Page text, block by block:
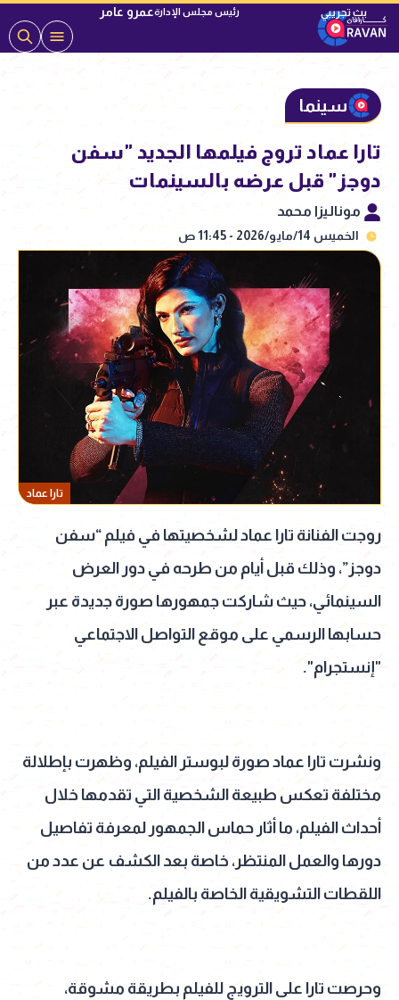
رئيس مجلس الإدارةعمرو عامر
سينما
تارا عماد تروج فيلمها الجديد "سفن
دوجز" قبل عرضه بالسينمات
موناليزا محمد
الخميس 14/مايو/2026 - 11:45 ص
تارا عماد
روجت الفنانة تارا عماد لشخصيتها في فيلم “سفن
دوجز”، وذلك قبل أيام من طرحه في دور العرض
السينمائي، حيث شاركت جمهورها صورة جديدة عبر
حسابها الرسمي على موقع التواصل الاجتماعي
"إنستجرام".
ونشرت تارا عماد صورة لبوستر الفيلم، وظهرت بإطلالة
مختلفة تعكس طبيعة الشخصية التي تقدمها خلال
أحداث الفيلم، ما أثار حماس الجمهور لمعرفة تفاصيل
دورها والعمل المنتظر، خاصة بعد الكشف عن عدد من
اللقطات التشويقية الخاصة بالفيلم.
وحرصت تارا على الترويج للفيلم بطريقة مشوقة،